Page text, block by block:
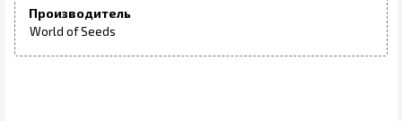
Производитель
World of Seeds